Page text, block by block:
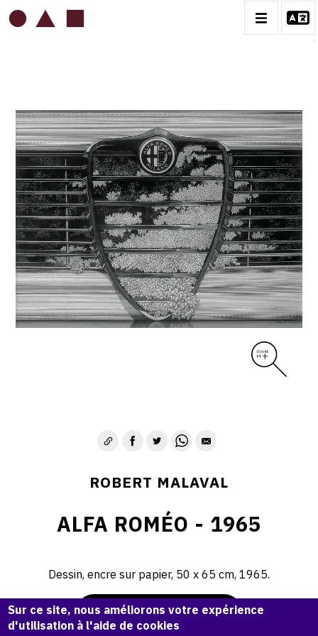
ROBERT MALAVAL
BIOGRAPHIE
CATALOGUE DES OEUVRES
CONTACT
ROBERT MALAVAL
ALFA ROMÉO - 1965
Dessin, encre sur papier, 50 x 65 cm, 1965.
Demande d'information
Sur ce site, nous améliorons votre expérience
d'utilisation à l'aide de cookies